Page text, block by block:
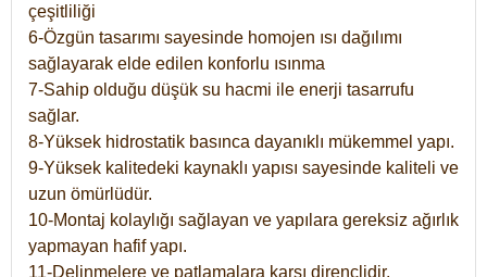
çeşitliliği
6-Özgün tasarımı sayesinde homojen ısı dağılımı
sağlayarak elde edilen konforlu ısınma
7-Sahip olduğu düşük su hacmi ile enerji tasarrufu
sağlar.
8-Yüksek hidrostatik basınca dayanıklı mükemmel yapı.
9-Yüksek kalitedeki kaynaklı yapısı sayesinde kaliteli ve
uzun ömürlüdür.
10-Montaj kolaylığı sağlayan ve yapılara gereksiz ağırlık
yapmayan hafif yapı.
11-Delinmelere ve patlamalara karşı dirençlidir.